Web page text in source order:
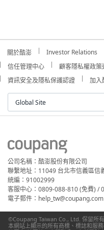
關於酷澎 Investor Relations
信任管理中心
顧客隱私權政策
資訊安全及隱私保護認證
加入
Global Site
公司名稱：酷澎股份有限公司
聯繫地址：11049 台北市信義區信
統編：91002999
客服中心：0809-088-810 (免費) /
電子郵件：help_tw@coupang.com
©Coupang Taiwan Co., Ltd. 保留所有
本網站上顯示的所有商標、標誌和服